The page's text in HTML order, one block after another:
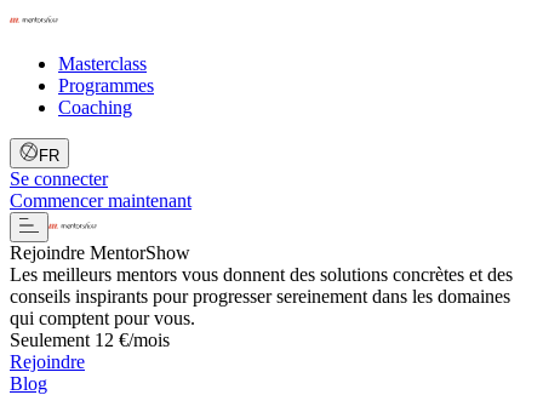
Masterclass
Programmes
Coaching
FR
Se connecter
Commencer maintenant
Rejoindre MentorShow
Les meilleurs mentors vous donnent des solutions concrètes et des
conseils inspirants pour progresser sereinement dans les domaines
qui comptent pour vous.
Seulement 12 €/mois
Rejoindre
Blog